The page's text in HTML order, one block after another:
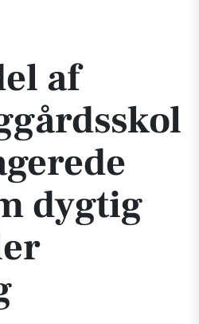
engagerede team som dygtig
af
dygtig